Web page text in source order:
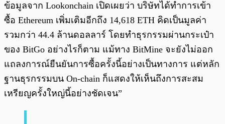
ข้อมูลจาก Lookonchain เปิดเผยว่า บริษัทได้ทำการเข้า
ซื้อ Ethereum เพิ่มเติมอีกถึง 14,618 ETH คิดเป็นมูลค่า
รวมกว่า 44.4 ล้านดอลลาร์ โดยทำธุรกรรมผ่านกระเป๋า
ของ BitGo อย่างไรก็ตาม แม้ทาง BitMine จะยังไม่ออก
แถลงการณ์ยืนยันการซื้อครั้งนี้อย่างเป็นทางการ แต่หลัก
ฐานธุรกรรมบน On-chain ก็แสดงให้เห็นถึงการสะสม
เหรียญครั้งใหญ่นี้อย่างชัดเจน”